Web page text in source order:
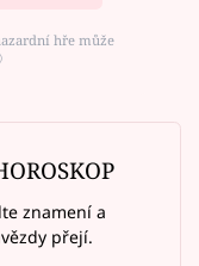
hře může
znamení a
přejí.